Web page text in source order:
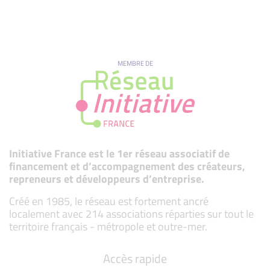
MEMBRE DE
Initiative France est le 1er réseau associatif de
financement et d’accompagnement des créateurs,
repreneurs et développeurs d’entreprise.
Créé en 1985, le réseau est fortement ancré
localement avec 214 associations réparties sur tout le
territoire français - métropole et outre-mer.
Accès rapide